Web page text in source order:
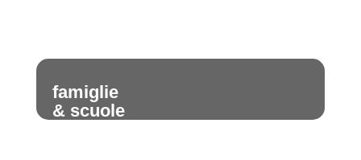
famiglie
& scuole